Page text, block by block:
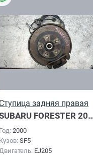
Ступица задняя правая
FORESTER 2000г.
Год: 2000
Кузов: SF5
EJ205